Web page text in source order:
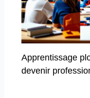
Apprentissage
devenir